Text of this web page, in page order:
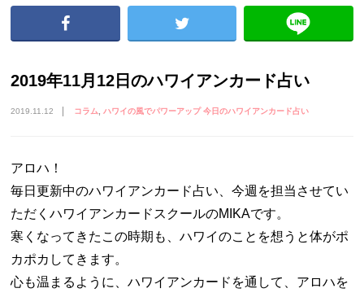
2019年11月12日のハワイアンカード占い
2019.11.12 コラム ハワイの風でパワーアップ 今日のハワイアンカード占い
アロハ！
毎日更新中のハワイアンカード占い、今週を担当させてい
ただくハワイアンカードスクールのMIKAです。
寒くなってきたこの時期も、ハワイのことを想うと体がポ
カポカしてきます。
心も温まるように、ハワイアンカードを通して、アロハを